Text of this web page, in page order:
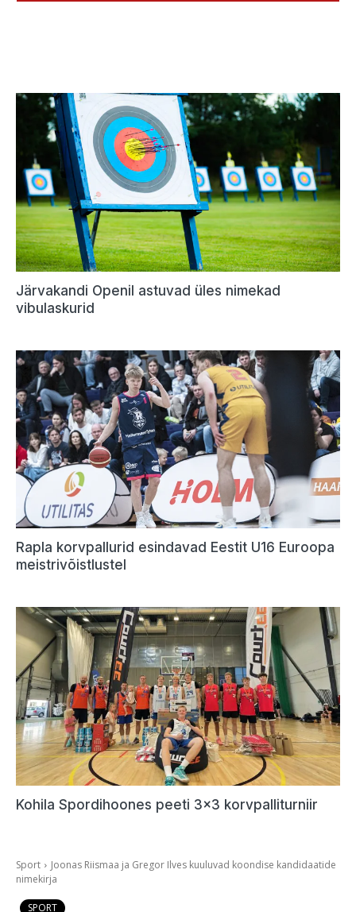
Järvakandi Openil astuvad üles nimekad
vibulaskurid
Rapla korvpallurid esindavad Eestit U16 Euroopa
meistrivõistlustel
Kohila Spordihoones peeti 3×3 korvpalliturniir